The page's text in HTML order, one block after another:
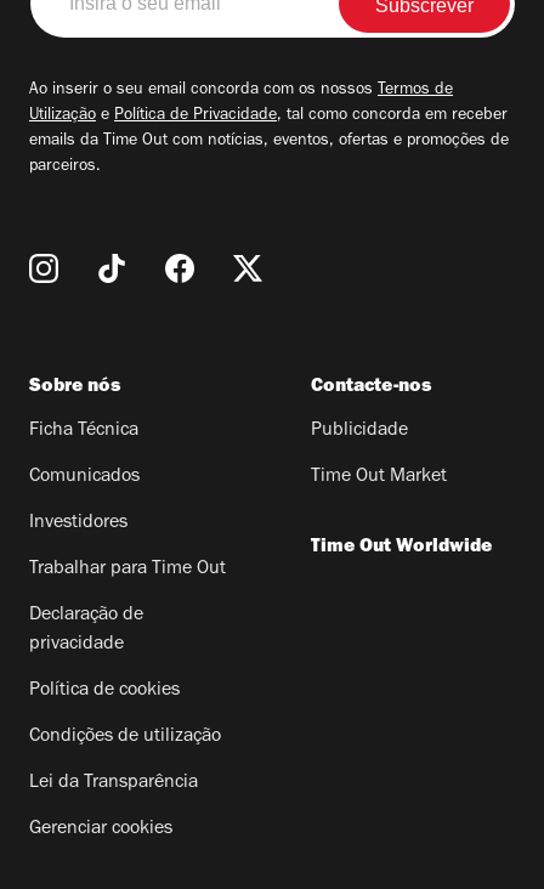
o
seu
Ao inserir o seu email concorda com os nossos Termos de
Utilização e Política de Privacidade, tal como concorda em receber
emails da Time Out com notícias, eventos, ofertas e promoções de
parceiros.
Sobre nós
Ficha Técnica
Comunicados
Investidores
Trabalhar para Time Out
Declaração de
privacidade
Política de cookies
Condições de utilização
Lei da Transparência
Gerenciar cookies
Contacte-nos
Publicidade
Time Out Market
Time Out Worldwide